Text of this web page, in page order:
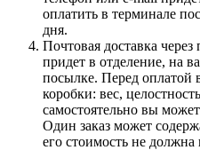
оплатить в терминале
дня.
Почтовая доставка через
придет в отделение, на
посылке. Перед оплатой
коробки: вес,
самостоятельно вы
Один заказ может
его стоимость не